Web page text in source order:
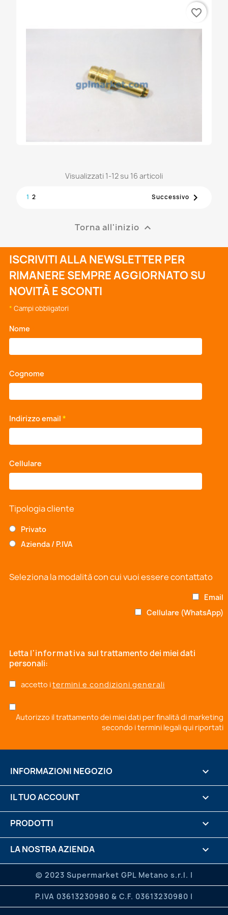
favorite_border
Visualizzati 1-12 su 16 articoli
1 2 Successivo 
Torna all'inizio 
ISCRIVITI ALLA NEWSLETTER PER
RIMANERE SEMPRE AGGIORNATO SU
NOVITÀ E SCONTI
* Campi obbligatori
Nome
Cognome
Indirizzo email *
Cellulare
Tipologia cliente
Privato
Azienda / P.IVA
Seleziona la modalità con cui vuoi essere contattato
Email
Cellulare (WhatsApp)
Letta l'informativa sul trattamento dei miei dati
personali:
accetto itermini e condizioni generali
Autorizzo il trattamento dei miei dati per finalità di marketing
secondo itermini legali qui riportati
PRODOTTI 
LA NOSTRA AZIENDA 
.
© 2023 Supermarket GPL Metano s.r.l. |
P.IVA 03613230980 & C.F. 03613230980 |
IL TUO ACCOUNT 
INFORMAZIONI NEGOZIO keyboard_arrow_down